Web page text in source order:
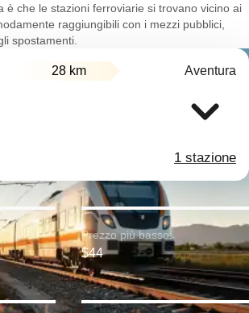
è che le stazioni ferroviarie si trovano vicino ai
raggiungibili con i mezzi pubblici,
spostamenti.
28 km Aventura
1 stazione
Prezzo più basso:
$44